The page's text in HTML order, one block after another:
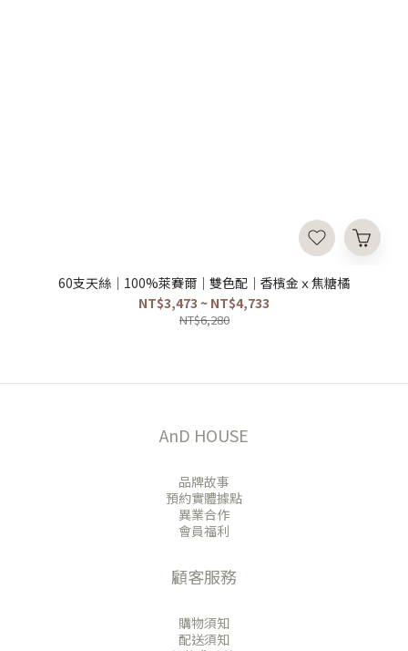
60支天絲｜100%萊賽爾｜雙色配｜香檳金ｘ焦糖橘
NT$3,473 ~ NT$4,733
NT$6,280
AnD HOUSE
品牌故事
預約實體據點
異業合作
會員福利
顧客服務
購物須知
配送須知